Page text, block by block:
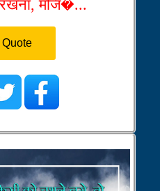
मंजि�...